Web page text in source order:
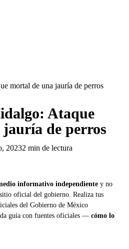
Ataque
de perros
20232 min de lectura
informativo independiente y no
oficial del gobierno. Realiza tus
del Gobierno de México
guía con fuentes oficiales — cómo lo